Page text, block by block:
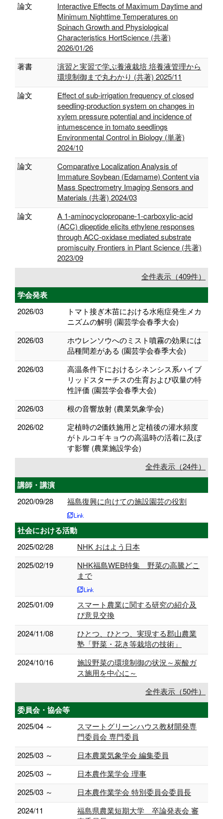
論文
Interactive Effects of Maximum Daytime and
Minimum Nighttime Temperatures on
Spinach Growth and Physiological
Characteristics HortScience (共著)
2026/01/26
著書
演習と実習で学ぶ養液栽培 培養液管理から
環境制御まで丸わかり (共著) 2025/11
論文
Effect of sub-irrigation frequency of closed
seedling-production system on changes in
xylem pressure potential and incidence of
intumescence in tomato seedlings
Environmental Control in Biology (単著)
2024/10
論文
Comparative Localization Analysis of
Immature Soybean (Edamame) Content via
Mass Spectrometry Imaging Sensors and
Materials (共著) 2024/03
論文
A 1-aminocyclopropane-1-carboxylic-acid
(ACC) dipeptide elicits ethylene responses
through ACC-oxidase mediated substrate
promiscuity Frontiers in Plant Science (共著)
2023/09
全件表示（409件）
学会発表
2026/03
トマト接ぎ木苗における水疱症発生メカ
ニズムの解明 (園芸学会春季大会)
2026/03
ホウレンソウへのミスト噴霧の効果には
品種間差がある (園芸学会春季大会)
2026/03
高温条件下におけるシネンシス系ハイブ
リッドスターチスの生育および収量の特
性評価 (園芸学会春季大会)
2026/03
根の音響放射 (農業気象学会)
2026/02
定植時の2価鉄施用と定植後の灌水頻度
がトルコギキョウの高温時の活着に及ぼ
す影響 (農業施設学会)
全件表示（24件）
講師・講演
2020/09/28 福島復興に向けての施設園芸の役割
社会における活動
2025/02/28
NHK おはよう日本
2025/02/19
NHK福島WEB特集 野菜の高騰どこ
まで
2025/01/09
スマート農業に関する研究の紹介及
び意見交換
2024/11/08
ひとつ、ひとつ、実現する郡山農業
塾「野菜・花き等栽培の技術」
2024/10/16
施設野菜の環境制御の状況～炭酸ガ
ス施用を中心に～
全件表示（50件）
委員会・協会等
2025/04 ～
スマートグリーンハウス教材開発専
門委員会 専門委員
2025/03 ～
日本農業気象学会 編集委員
2025/03 ～
日本農作業学会 理事
2025/03 ～
日本農作業学会 特別委員会委員長
2024/11
福島県農業短期大学 卒論発表会 審